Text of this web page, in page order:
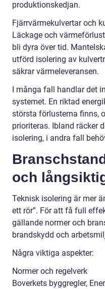
produktionskedjan.
Fjärrvärmekulvertar och
Läckage och
bli dyra över tid.
utförd isolering av
säkrar värmeleveransen.
I många fall handlar det
systemet. En riktad
största förlusterna finns,
prioriteras. Ibland räcker
isolering, i andra fall
och
Teknisk isolering är mer
ett rör”. För att få full
gällande normer och
brandskydd och
Några viktiga aspekter:
Normer och regelverk
Boverkets byggregler,